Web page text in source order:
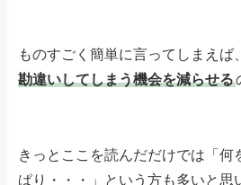
ものすごく簡単に言ってしまえば、
勘違いしてしまう機会を減らせる
きっとここを読んだだけでは「何
ぱり・・・」という方も多いと思